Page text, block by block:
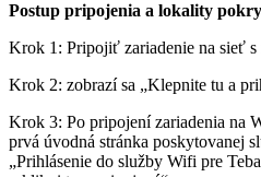
Postup pripojenia a lokality
Krok 1: Pripojiť zariadenie na sieť s
Krok 2: zobrazí sa „Klepnite tu a
Krok 3: Po pripojení zariadenia na
prvá úvodná stránka poskytovanej
„Prihlásenie do služby Wifi pre